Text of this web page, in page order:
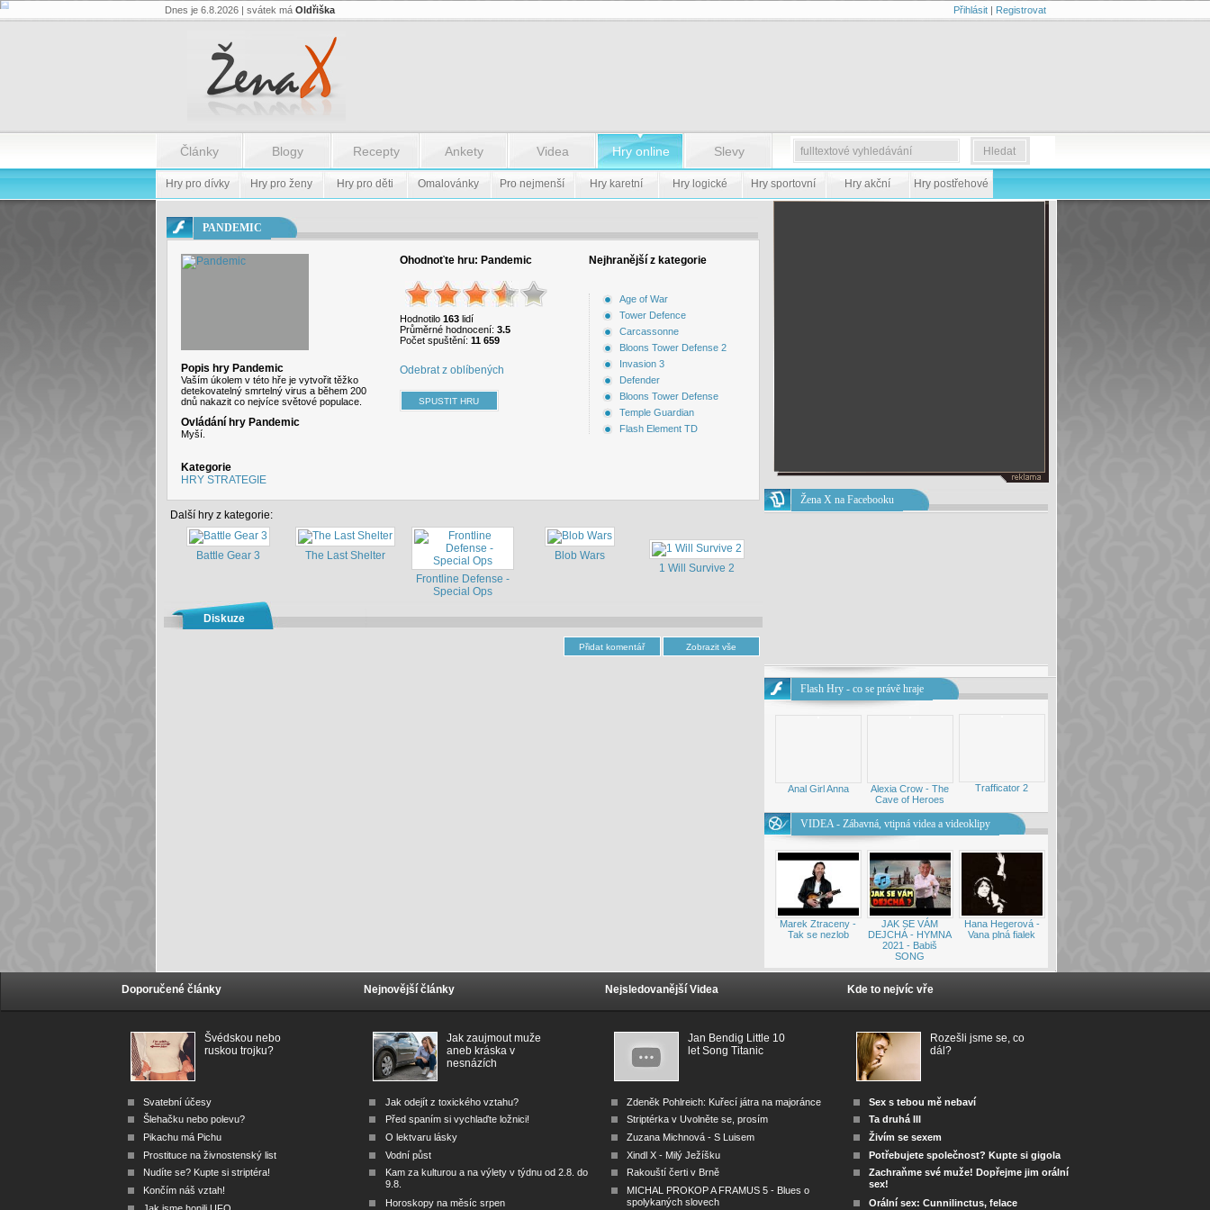
Flash.nazev
Dnes je 6.8.2026 | svátek má Oldřiška Přihlásit| Registrovat
Články Blogy Recepty Ankety Videa Hry online Slevy
Hry pro dívky Hry pro ženy Hry pro děti Omalovánky Pro nejmenší Hry karetní Hry logické Hry sportovní Hry akční Hry postřehové
PANDEMIC
Popis hry Pandemic
Vaším úkolem v této hře je vytvořit těžko
detekovatelný smrtelný virus a během 200
dnů nakazit co nejvíce světové populace.
Ovládání hry Pandemic
Myší.
Kategorie
HRY STRATEGIE
Ohodnoťte hru: Pandemic
Hodnotilo 163lidí
Průměrné hodnocení: 3.5
Počet spuštění: 11 659
Odebrat z oblíbených
Nejhranější z kategorie
Age of War
Tower Defence
Carcassonne
Bloons Tower Defense 2
Invasion 3
Defender
Bloons Tower Defense
Temple Guardian
Flash Element TD
Další hry z kategorie:
Battle Gear 3
The Last Shelter
Frontline Defense -
Special Ops
Blob Wars
1 Will Survive 2
Diskuze
Žena X na Facebooku
Flash Hry - co se právě hraje
Trafficator 2
Alexia Crow - The
Cave of Heroes
Anal Girl Anna
VIDEA - Zábavná, vtipná videa a videoklipy
Hana Hegerová -
Vana plná fialek
JAK SE VÁM
DEJCHÁ - HYMNA
2021 - Babiš
SONG
Marek Ztraceny -
Tak se nezlob
Doporučené články
Švédskou nebo
ruskou trojku?
Svatební účesy
Šlehačku nebo polevu?
Pikachu má Pichu
Prostituce na živnostenský list
Nudíte se? Kupte si striptéra!
Končím náš vztah!
Jak jsme honili UFO
Nejnovější články
Jak zaujmout muže
aneb kráska v
nesnázích
Jak odejít z toxického vztahu?
Před spaním si vychlaďte ložnici!
O lektvaru lásky
Vodní půst
Kam za kulturou a na výlety v týdnu od 2.8. do
9.8.
Horoskopy na měsíc srpen
Nejsledovanější Videa
Jan Bendig Little 10
let Song Titanic
Zdeněk Pohlreich: Kuřecí játra na majoránce
Striptérka v Uvolněte se, prosím
Zuzana Michnová - S Luisem
Xindl X - Milý Ježíšku
Rakouští čerti v Brně
MICHAL PROKOP A FRAMUS 5 - Blues o
spolykaných slovech
Kde to nejvíc vře
Rozešli jsme se, co
dál?
Sex s tebou mě nebaví
Ta druhá III
Živím se sexem
Potřebujete společnost? Kupte si gigola
Zachraňme své muže! Dopřejme jim orální
sex!
Orální sex: Cunnilinctus, felace